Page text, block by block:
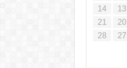
13
14
20
21
27
28